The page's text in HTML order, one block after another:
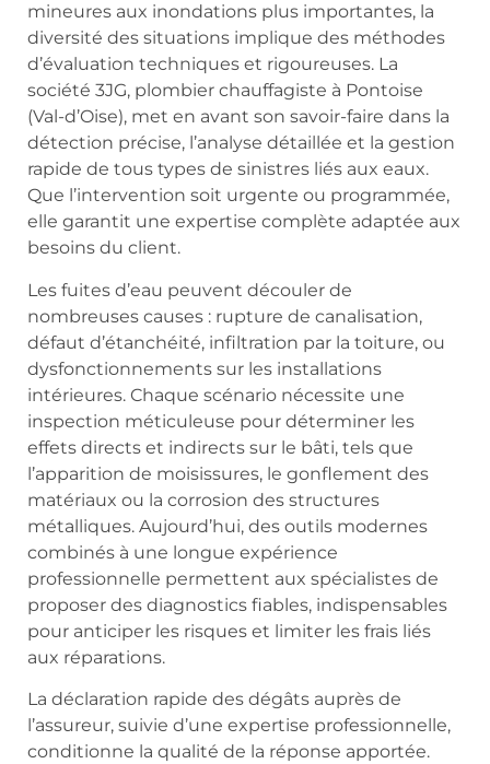
mineures aux inondations plus importantes, la
diversité des situations implique des méthodes
d’évaluation techniques et rigoureuses. La
société 3JG, plombier chauffagiste à Pontoise
(Val-d’Oise), met en avant son savoir-faire dans la
détection précise, l’analyse détaillée et la gestion
rapide de tous types de sinistres liés aux eaux.
Que l’intervention soit urgente ou programmée,
elle garantit une expertise complète adaptée aux
besoins du client.
Les fuites d’eau peuvent découler de
nombreuses causes : rupture de canalisation,
défaut d’étanchéité, infiltration par la toiture, ou
dysfonctionnements sur les installations
intérieures. Chaque scénario nécessite une
inspection méticuleuse pour déterminer les
effets directs et indirects sur le bâti, tels que
l’apparition de moisissures, le gonflement des
matériaux ou la corrosion des structures
métalliques. Aujourd’hui, des outils modernes
combinés à une longue expérience
professionnelle permettent aux spécialistes de
proposer des diagnostics fiables, indispensables
pour anticiper les risques et limiter les frais liés
aux réparations.
La déclaration rapide des dégâts auprès de
l’assureur, suivie d’une expertise professionnelle,
conditionne la qualité de la réponse apportée.